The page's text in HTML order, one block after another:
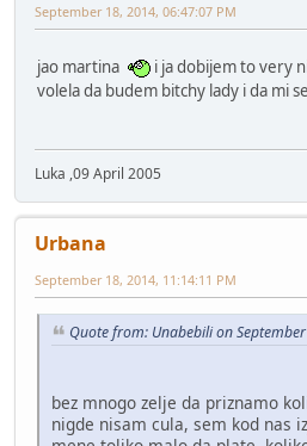
September 18, 2014, 06:47:07 PM
jao martina i ja dobijem to very
volela da budem bitchy lady i da mi
Luka ,09 April 2005
Urbana
September 18, 2014, 11:14:11 PM
Quote from: Unabebili on
bez mnogo zelje da priznamo
nigde nisam cula, sem kod nas